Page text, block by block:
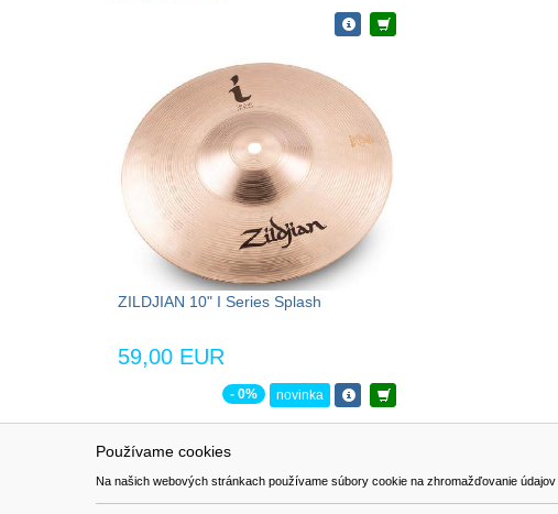
Používame cookies
Na našich webových stránkach používame súbory cookie na zhromažďovanie
ZILDJIAN 10" I Series Splash
59,00 EUR
- 0% novinka